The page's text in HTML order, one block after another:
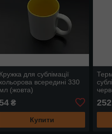
Кружка для сублімації
кольорова всередині 330
мл (жовта)
54₴
Купити
252